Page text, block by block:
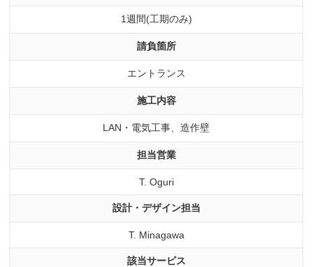
1週間(工期のみ)
請負箇所
エントランス
施工内容
LAN・電気工事、造作壁
担当営業
T. Oguri
設計・デザイン担当
T. Minagawa
該当サービス